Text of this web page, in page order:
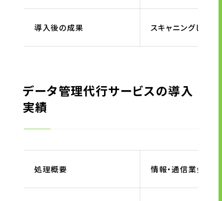
導入後の成果 スキャニングした
データ管理代行サービスの導入
実績
処理概要 情報・通信業会社